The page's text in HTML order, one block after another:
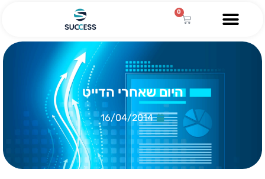
0
היום שאחרי הדייט
16/04/2014